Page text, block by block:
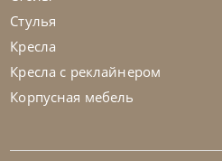
Комод Elg 2511 K Diamond
Стулья
Кресла
Кресла с реклайнером
Корпусная мебель